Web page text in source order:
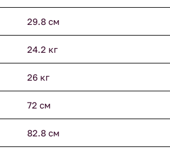
29.8 см
24.2 кг
26 кг
72 см
82.8 см